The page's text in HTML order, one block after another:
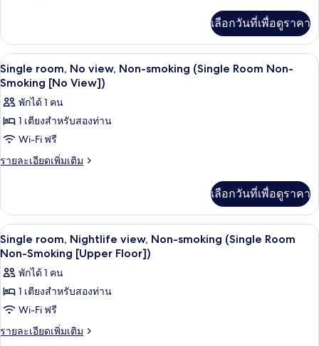
เกี่ยว
กับ
ห้อง
ทริปเปิล,
บุหรี่
(High
เลือกวันที่เพื่อดูราคา
เปิด
ภาพถ่าย
ทั้งหมด
ของ
Single
room,
Non-
smoking
(Single
Room
Non-
Smoking
[No
View])
โต๊ะทำงาน, พื้นที่ทำงานแบบใช้แล็ปท็อ
7
Single room, No view, Non-smoking (Single Room Non-
Smoking [No View])
พักได้ 1 คน
1 เตียงสำหรับสองท่าน
Wi-Fi ฟรี
รายละเอียดเพิ่มเติม
ราย
เกี่ยว
กับ
Single
room,
view,
Non-
(Single
Room
Non-
เลือกวันที่เพื่อดูราคา
เปิด
ภาพถ่าย
ทั้งหมด
ของ
Single
room,
โต๊ะทำงาน, พื้นที่ทำงานแบบใช้แล็ปท็อ
7
Single room, Nightlife view, Non-smoking (Single Room
Non-Smoking [Upper Floor])
พักได้ 1 คน
1 เตียงสำหรับสองท่าน
Wi-Fi ฟรี
รายละเอียดเพิ่มเติม
ราย